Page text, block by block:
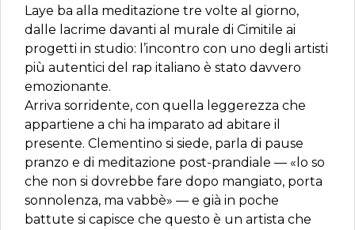
Laye ba alla meditazione tre volte al giorno,
dalle lacrime davanti al murale di Cimitile ai
progetti in studio: l’incontro con uno degli artisti
più autentici del rap italiano è stato davvero
emozionante.
Arriva sorridente, con quella leggerezza che
appartiene a chi ha imparato ad abitare il
presente. Clementino si siede, parla di pause
pranzo e di meditazione post-prandiale — «lo so
che non si dovrebbe fare dopo mangiato, porta
sonnolenza, ma vabbè» — e già in poche
battute si capisce che questo è un artista che